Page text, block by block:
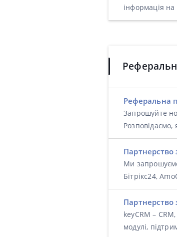
інформація
Реферальна
Запрошуйте
Партнерство
Ми
Бітрікс24,
Партнерство
keyCRM –
модулі,